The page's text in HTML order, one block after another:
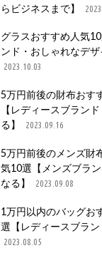
らビジネスまで】
グラスおすすめ人気
ンド・おしゃれなデザ
2023.10.03
5万円前後の財布おす
【レディースブラン
る】
2023.09.16
5万円前後のメンズ財
気10選【メンズブラ
なる】
2023.09.08
1万円以内のバッグお
選【レディースブラン
2023.08.05